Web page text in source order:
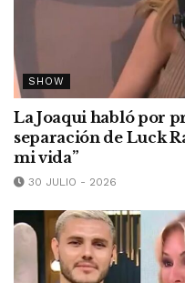
SHOW
La Joaqui habló por
separación de Luck
mi vida”
30 JULIO - 2026